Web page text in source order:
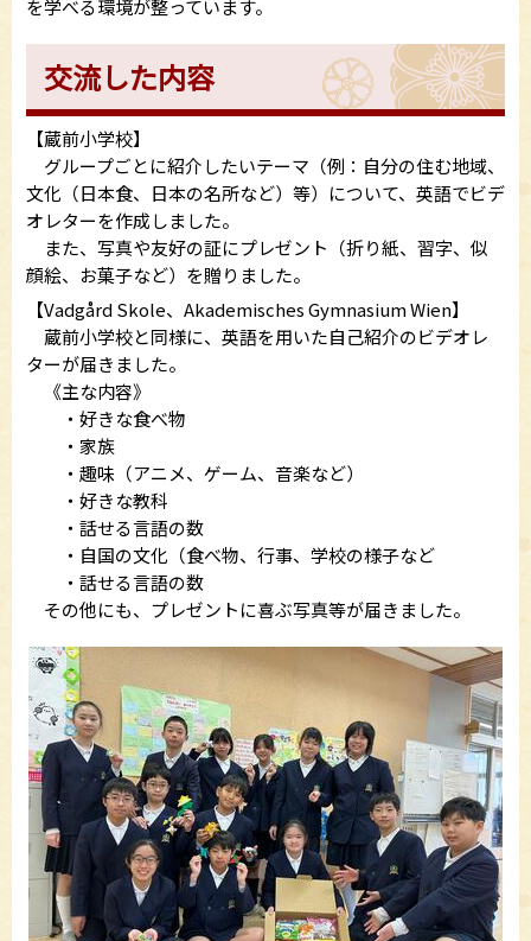
を学べる環境が整っています。
交流した内容
【蔵前小学校】
グループごとに紹介したいテーマ（例：自分の住む地域、
文化（日本食、日本の名所など）等）について、英語でビデ
オレターを作成しました。
また、写真や友好の証にプレゼント（折り紙、習字、似
顔絵、お菓子など）を贈りました。
【Vadgård Skole、Akademisches Gymnasium Wien】
蔵前小学校と同様に、英語を用いた自己紹介のビデオレ
ターが届きました。
《主な内容》
・好きな食べ物
・家族
・趣味（アニメ、ゲーム、音楽など）
・好きな教科
・話せる言語の数
・自国の文化（食べ物、行事、学校の様子など
・話せる言語の数
その他にも、プレゼントに喜ぶ写真等が届きました。